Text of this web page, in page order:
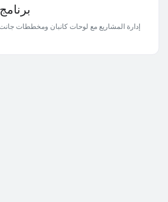
إدارة المشاريع مع لوحات كانبان ومخططات